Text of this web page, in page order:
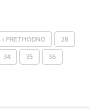
‹ PRETHODNO
28
34 35
36